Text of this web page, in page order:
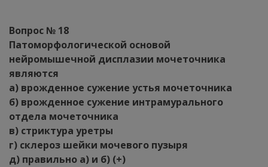
Вопрос № 18
Патоморфологической основой
нейромышечной дисплазии мочеточника
являются
а) врожденное сужение устья мочеточника
б) врожденное сужение интрамурального
отдела мочеточника
в) стриктура уретры
г) склероз шейки мочевого пузыря
д) правильно а) и б) (+)